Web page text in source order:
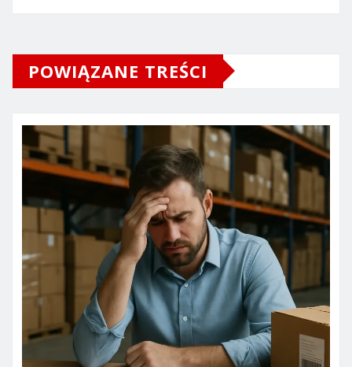
POWIĄZANE TREŚCI